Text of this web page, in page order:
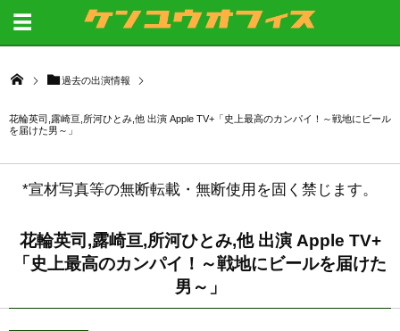
過去の出演情報
花輪英司,露崎亘,所河ひとみ,他 出演 Apple TV+「史上最高のカンパイ！～戦地にビール
を届けた男～」
*宣材写真等の無断転載・無断使用を固く禁じます。
花輪英司,露崎亘,所河ひとみ,他 出演 Apple TV+
「史上最高のカンパイ！～戦地にビールを届けた
男～」